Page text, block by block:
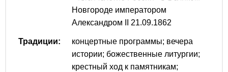
Новгороде императором
Александром II 21.09.1862
Традиции:
концертные программы; вечера
истории; божественные литургии;
крестный ход к памятникам;